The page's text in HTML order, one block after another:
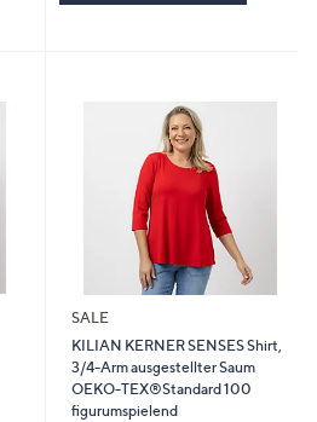
SALE
KILIAN KERNER SENSES Shirt,
3/4-Arm ausgestellter Saum
OEKO-TEX®Standard 100
figurumspielend